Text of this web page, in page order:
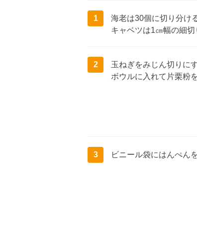
1
海老は30個に切り分ける
キャベツは1㎝幅の細切
2
玉ねぎをみじん切りにす
ボウルに入れて片栗粉
3 ビニール袋にはんぺん